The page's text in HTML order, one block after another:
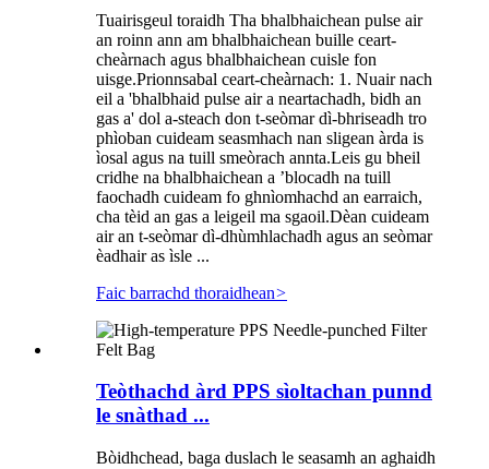
Tuairisgeul toraidh Tha bhalbhaichean pulse air
an roinn ann am bhalbhaichean buille ceart-
cheàrnach agus bhalbhaichean cuisle fon
uisge.Prionnsabal ceart-cheàrnach: 1. Nuair nach
eil a 'bhalbhaid pulse air a neartachadh, bidh an
gas a' dol a-steach don t-seòmar dì-bhriseadh tro
phìoban cuideam seasmhach nan sligean àrda is
ìosal agus na tuill smeòrach annta.Leis gu bheil
cridhe na bhalbhaichean a ’blocadh na tuill
faochadh cuideam fo ghnìomhachd an earraich,
cha tèid an gas a leigeil ma sgaoil.Dèan cuideam
air an t-seòmar dì-dhùmhlachadh agus an seòmar
èadhair as ìsle ...
Faic barrachd thoraidhean>
Teòthachd àrd PPS sìoltachan punnd
le snàthad ...
Bòidhchead, baga duslach le seasamh an aghaidh